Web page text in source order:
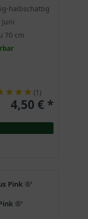
halbschattig
70 cm
(1 )
4,50 € *
Pink ®'
®'